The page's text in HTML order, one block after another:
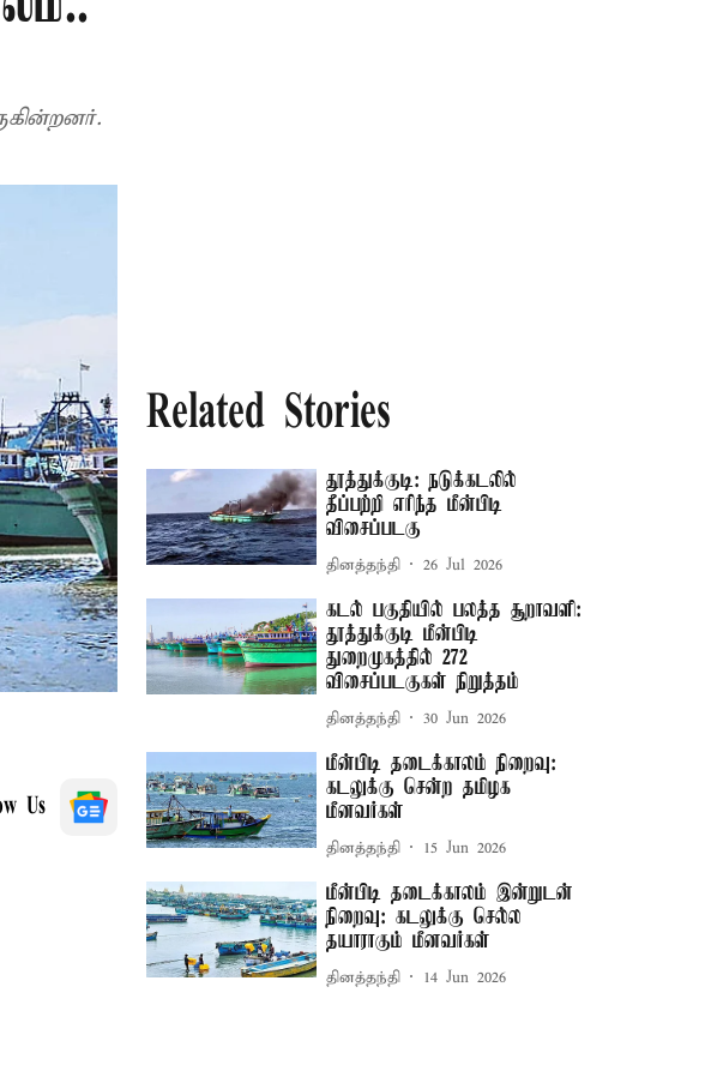
Us
Related Stories
தூத்துக்குடி: நடுக்கடலில்
தீப்பற்றி எரிந்த மீன்பிடி
விசைப்படகு
தினத்தந்தி 26 Jul 2026
கடல் பகுதியில் பலத்த சூறாவளி:
தூத்துக்குடி மீன்பிடி
துறைமுகத்தில் 272
விசைப்படகுகள் நிறுத்தம்
தினத்தந்தி 30 Jun 2026
மீன்பிடி தடைக்காலம் நிறைவு:
கடலுக்கு சென்ற தமிழக
மீனவர்கள்
தினத்தந்தி 15 Jun 2026
மீன்பிடி தடைக்காலம் இன்றுடன்
நிறைவு: கடலுக்கு செல்ல
தயாராகும் மீனவர்கள்
தினத்தந்தி 14 Jun 2026